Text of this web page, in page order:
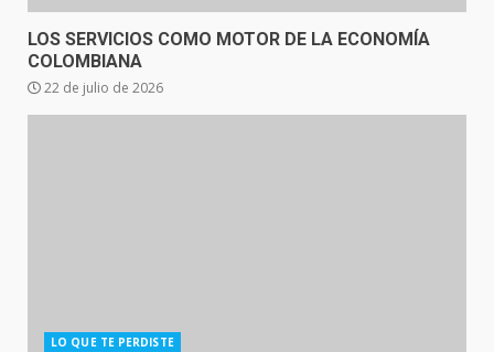
LOS SERVICIOS COMO MOTOR DE LA ECONOMÍA
COLOMBIANA
22 de julio de 2026
LO QUE TE PERDISTE